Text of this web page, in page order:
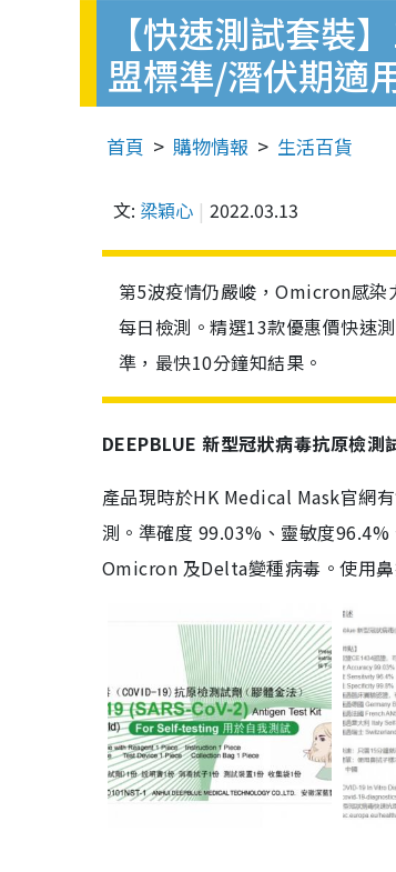
【快速測試套裝
盟標準/潛伏期適
首頁 購物情報 生活百貨
文: 梁穎心 2022.03.13
第5波疫情仍嚴峻，Omicron感染
每日檢測。精選13款優惠價快速
準，最快10分鐘知結果。
DEEPBLUE 新型冠狀病毒抗原檢測
產品現時於HK Medical Mask官網
測。準確度 99.03%、靈敏度
Omicron 及Delta變種病毒。使用